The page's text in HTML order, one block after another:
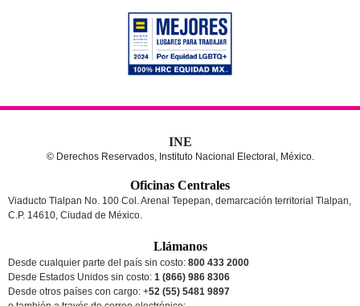
INE
© Derechos Reservados, Instituto Nacional Electoral, México.
Oficinas Centrales
Viaducto Tlalpan No. 100 Col. Arenal Tepepan, demarcación territorial Tlalpan,
C.P. 14610, Ciudad de México.
Llámanos
Desde cualquier parte del país sin costo: 800 433 2000
Desde Estados Unidos sin costo: 1 (866) 986 8306
Desde otros países con cargo: +52 (55) 5481 9897